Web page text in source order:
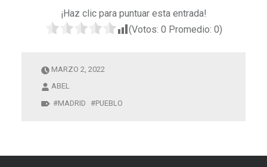
¡Haz clic para puntuar esta entrada!
(Votos: 0 Promedio: 0)
MARZO 2, 2022
ABEL
MADRID
PUEBLO